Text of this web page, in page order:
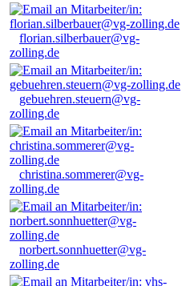
florian.silberbauer@vg-
zolling.de
gebuehren.steuern@vg-
zolling.de
christina.sommerer@vg-
zolling.de
norbert.sonnhuetter@vg-
zolling.de